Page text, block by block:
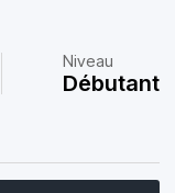
Niveau
Débutant